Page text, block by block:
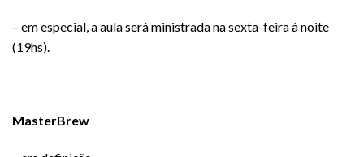
– em especial, a aula será ministrada na sexta-feira à noite
(19hs).
MasterBrew